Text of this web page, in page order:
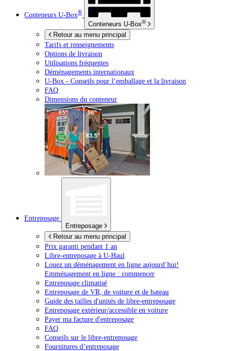
Conteneurs U-Box®
Conteneurs U-Box®
Retour au menu principal
Tarifs et renseignements
Options de livraison
Utilisations fréquentes
Déménagements internationaux
U-Box - Conseils pour l’emballage et la livraison
FAQ
Dimensions du conteneur
Entreposage
Entreposage
Retour au menu principal
Prix garanti pendant 1 an
Libre-entreposage à U-Haul
Louez un déménagement en ligne aujourd’hui!
Emménagement en ligne : commencer
Entreposage climatisé
Entreposage de VR, de voiture et de bateau
Guide des tailles d'unités de libre-entreposage
Entreposage extérieur/accessible en voiture
Payer ma facture d'entreposage
FAQ
Conseils sur le libre-entreposage
Fournitures d’entreposage